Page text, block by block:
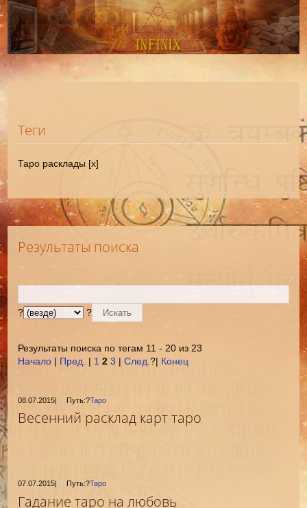
Теги
Таро расклады [x]
Результаты поиска
? ?
Результаты поиска по тегам 11 - 20 из 23
Начало | Пред. | 1 2 3 |След.?| Конец
08.07.2015| Путь:?Таро
Весенний расклад карт таро
07.07.2015 Путь:?Таро
Гадание таро на любовь